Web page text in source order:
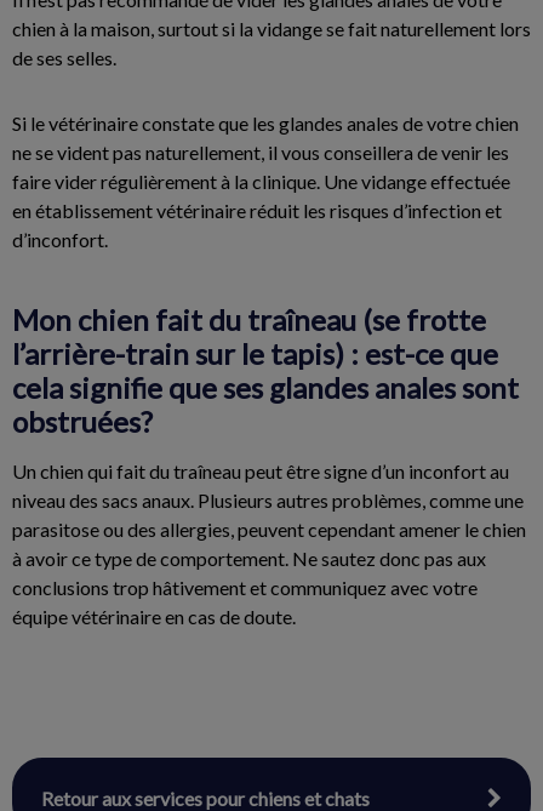
chien à la maison, surtout si la vidange se fait naturellement lors
de ses selles.
Si le vétérinaire constate que les glandes anales de votre chien
ne se vident pas naturellement, il vous conseillera de venir les
faire vider régulièrement à la clinique. Une vidange effectuée
en établissement vétérinaire réduit les risques d’infection et
d’inconfort.
Mon chien fait du traîneau (se frotte
l’arrière-train sur le tapis) : est-ce que
cela signifie que ses glandes anales sont
obstruées?
Un chien qui fait du traîneau peut être signe d’un inconfort au
niveau des sacs anaux. Plusieurs autres problèmes, comme une
parasitose ou des allergies, peuvent cependant amener le chien
à avoir ce type de comportement. Ne sautez donc pas aux
conclusions trop hâtivement et communiquez avec votre
équipe vétérinaire en cas de doute.
Retour aux services pour chiens et chats